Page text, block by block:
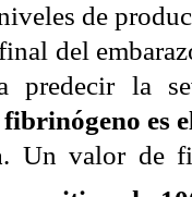
de
del
predecir la
fibrinógeno es
. Un valor de